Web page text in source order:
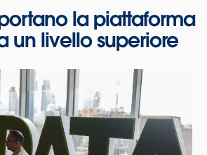
la piattaforma
un livello superiore